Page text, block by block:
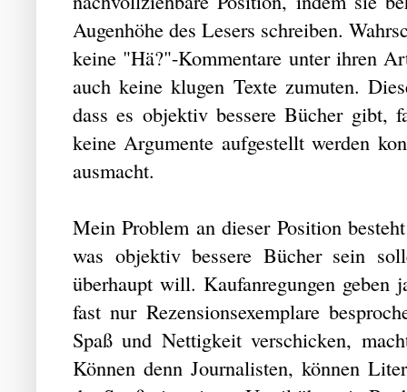
Augenhöhe des Lesers schreiben.
keine "Hä?"-Kommentare unter ihren
auch keine klugen Texte zumuten.
dass es objektiv bessere Bücher gibt,
keine Argumente aufgestellt werden
ausmacht.
Mein Problem an dieser Position
was objektiv bessere Bücher sein
überhaupt will. Kaufanregungen geben
fast nur Rezensionsexemplare
Spaß und Nettigkeit verschicken,
Können denn Journalisten, können